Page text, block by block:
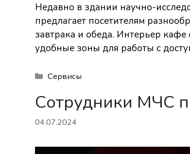
Недавно в здании научно-
предлагает посетителям
завтрака и обеда. Интерьер
удобные зоны для работы с
Рубрики
Сервисы
Cотрудники МЧС
04.07.2024